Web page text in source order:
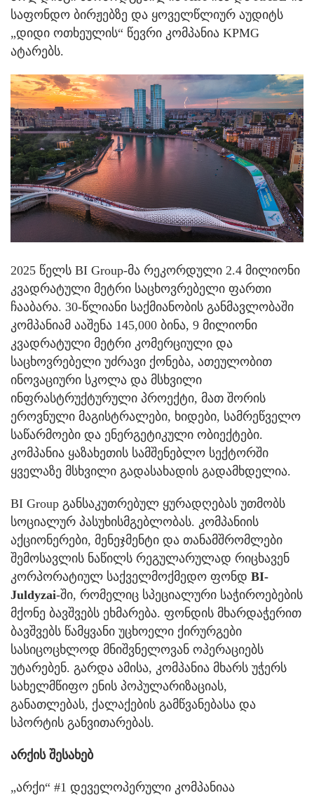
საფონდო ბირჟებზე და ყოველწლიურ აუდიტს
„დიდი ოთხეულის“ წევრი კომპანია KPMG
ატარებს.
2025 წელს BI Group-მა რეკორდული 2.4 მილიონი
კვადრატული მეტრი საცხოვრებელი ფართი
ჩააბარა. 30-წლიანი საქმიანობის განმავლობაში
კომპანიამ ააშენა 145,000 ბინა, 9 მილიონი
კვადრატული მეტრი კომერციული და
საცხოვრებელი უძრავი ქონება, ათეულობით
ინოვაციური სკოლა და მსხვილი
ინფრასტრუქტურული პროექტი, მათ შორის
ეროვნული მაგისტრალები, ხიდები, სამრეწველო
საწარმოები და ენერგეტიკული ობიექტები.
კომპანია ყაზახეთის სამშენებლო სექტორში
ყველაზე მსხვილი გადასახადის გადამხდელია.
BI Group განსაკუთრებულ ყურადღებას უთმობს
სოციალურ პასუხისმგებლობას. კომპანიის
აქციონერები, მენეჯმენტი და თანამშრომლები
შემოსავლის ნაწილს რეგულარულად რიცხავენ
კორპორატიულ საქველმოქმედო ფონდ BI-
Juldyzai-ში, რომელიც სპეციალური საჭიროებების
მქონე ბავშვებს ეხმარება. ფონდის მხარდაჭერით
ბავშვებს წამყვანი უცხოელი ქირურგები
სასიცოცხლოდ მნიშვნელოვან ოპერაციებს
უტარებენ. გარდა ამისა, კომპანია მხარს უჭერს
სახელმწიფო ენის პოპულარიზაციას,
განათლებას, ქალაქების გამწვანებასა და
სპორტის განვითარებას.
არქის შესახებ
„არქი“ #1 დეველოპერული კომპანიაა